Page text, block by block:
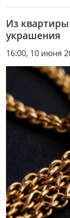
Из
украшения
16:00, 10 июня